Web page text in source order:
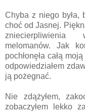
Chyba z niego była,
choć od Jasnej.
zniecierpliwienia
melomanów. Jak
pochłonęła całą
odpowiedziałem
ją pożegnać.
Nie zdążyłem,
zobaczyłem lekko